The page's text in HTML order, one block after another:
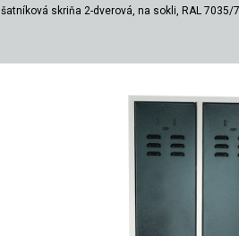
šatníková skriňa 2-dverová, na sokli, RAL 7035/